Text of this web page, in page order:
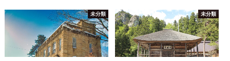
未分類 未分類